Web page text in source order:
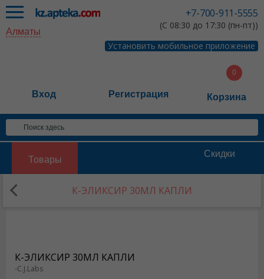
+7-700-911-5555
(С 08:30 до 17:30 (пн-пт))
Установить мобильное приложение
Алматы
Вход Регистрация Корзина
Товары
Скидки
К-ЭЛИКСИР 30МЛ КАПЛИ
К-ЭЛИКСИР 30МЛ КАПЛИ
-C.J.Labs